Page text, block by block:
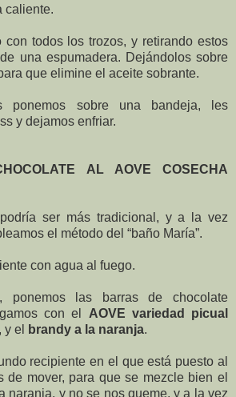
caliente.
con todos los trozos, y retirando estos
una espumadera. Dejándolos sobre
que elimine el aceite sobrante.
ponemos sobre una bandeja, les
y dejamos enfriar.
AL AOVE COSECHA
ser más tradicional, y a la vez
el método del “baño María”.
con agua al fuego.
ponemos las barras de chocolate
con el AOVE variedad picual
, y el brandy a la naranja.
recipiente en el que está puesto al
de mover, para que se mezcle bien el
naranja, y no se nos queme, y a la vez